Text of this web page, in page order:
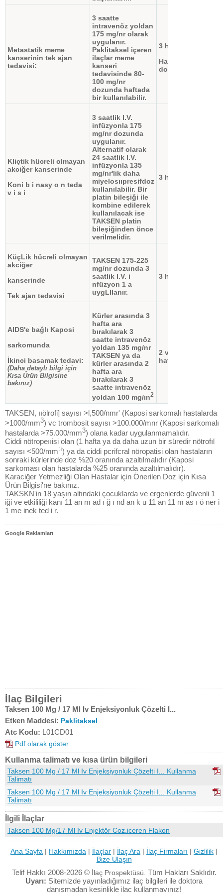
Metastatik meme
kanserinin tek ajan
tedavisi:
3 saatte
intravenöz yoldan
175 mg/nr olarak
uygulanır.
Paklitaksel içeren
ilaçlar meme
kanseri
tedavisinde 80-
100 mg/nr
dozunda haftada
bir kullanılabilir.
3 hafta
Haftalık
dozlama
Kliçtik hücreli olmayan
akciğer kanserinde
Koni b i nasy o n teda
v i s i
3 saatlik I.V.
infüzyonla 175
mg/nr dozunda
uygulanır.
Alternatif olarak
24 saatlik I.V.
infüzyonla 135
mg/nr'lik daha
miyelosııpresifdoz
kullanılabilir. Bir
platin bileşiği ile
kombine edilerek
kullanılacak ise
TAKSEN platin
bileşiğinden önce
verilmelidir.
3 hafta
KüçLik hücreli olmayan
akciğer
kanserinde
Tek ajan tedavisi
TAKSEN 175-225
mg/nr dozunda 3
saatlik I.V. i
nfüzyon 1 a
uygLIlanır.
3 hafta
AIDS'e bağlı Kaposi
sarkomunda
İkinci basamak tedavi:
(Daha detaylı bilgi için
Kısa Ürün Bilgisine
bakınız)
Kürler arasında 3
hafta ara
bırakılarak 3
saatte intravenöz
yoldan 135 mg/nr
TAKSEN ya da
kürler arasında 2
hafta ara
bırakılarak 3
saatte intravenöz
yoldan 100 mg/ın2
2 veya 3
hafta
TAKSEN, ııölrofi] sayısı >l,500/nmr' (Kaposi sarkomalı hastalarda
>1000/mm3) vc trombosit sayısı >100.000/mnr (Kaposi sarkomalı
hastalarda >75.000/mm3) olana kadar uygulanmamalıdır.
Ciddi nötropeııisi olan (1 hafta ya da daha uzun bir süredir nötrofıl
sayısı <500/mm:ı) ya da ciddi pcrifcral nöropatisi olan hastaların
sonraki kürlerinde doz %20 oranında azaltılmalıdır (Kaposi
sarkoması olan hastalarda %25 oranında azaltılmalıdır).
Karaciğer Yetmezliği Olan Hastalar için Önerilen Doz için Kısa
Ürün Bilgisi'ne bakınız.
TAKSKN'in 18 yaşın altındaki çocuklarda ve ergenlerde güvenli 1
iği ve etkililiği kanı 11 an m ad ı ğ ı nd an k u 11 an 11 m as ı ö ner i
1 me inek ted i r.
Google Reklamları
İlaç Bilgileri
Taksen 100 Mg / 17 Ml Iv Enjeksiyonluk Çözelti I...
Etken Maddesi: Paklitaksel
Atc Kodu: L01CD01
Pdf olarak göster
Kullanma talimatı ve kısa ürün bilgileri
Taksen 100 Mg / 17 Ml Iv Enjeksiyonluk Çözelti I... Kullanma
Talimatı
Taksen 100 Mg / 17 Ml Iv Enjeksiyonluk Çözelti I... Kullanma
Talimatı
İlgili İlaçlar
Taksen 100 Mg/17 Ml Iv Enjektör Coz.iceren Flakon
Ana Sayfa | Hakkımızda | İlaçlar | İlaç Ara | İlaç Firmaları | Gizlilik |
Bize Ulaşın
Telif Hakkı 2008-2026 © İlaç Prospektüsü. Tüm Hakları Saklıdır.
Uyarı: Sitemizde yayınladığımız ilaç bilgileri ile doktora
danışmadan kesinlikle ilaç kullanmayınız!